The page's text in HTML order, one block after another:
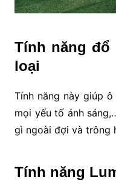
Tính năng đổ
loại
Tính năng này giúp
mọi yếu tố ánh
gì ngoài đợi và trông
Tính năng